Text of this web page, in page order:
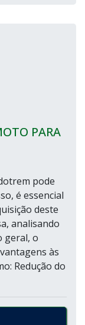
PARA
pode
é essencial
deste
analisando
geral, o
às
Redução do